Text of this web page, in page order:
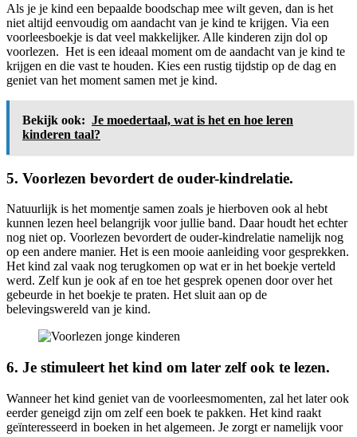
Als je je kind een bepaalde boodschap mee wilt geven, dan is het
niet altijd eenvoudig om aandacht van je kind te krijgen. Via een
voorleesboekje is dat veel makkelijker. Alle kinderen zijn dol op
voorlezen. Het is een ideaal moment om de aandacht van je kind te
krijgen en die vast te houden. Kies een rustig tijdstip op de dag en
geniet van het moment samen met je kind.
Bekijk ook: Je moedertaal, wat is het en hoe leren
kinderen taal?
5. Voorlezen bevordert de ouder-kindrelatie.
Natuurlijk is het momentje samen zoals je hierboven ook al hebt
kunnen lezen heel belangrijk voor jullie band. Daar houdt het echter
nog niet op. Voorlezen bevordert de ouder-kindrelatie namelijk nog
op een andere manier. Het is een mooie aanleiding voor gesprekken.
Het kind zal vaak nog terugkomen op wat er in het boekje verteld
werd. Zelf kun je ook af en toe het gesprek openen door over het
gebeurde in het boekje te praten. Het sluit aan op de
belevingswereld van je kind.
6. Je stimuleert het kind om later zelf ook te lezen.
Wanneer het kind geniet van de voorleesmomenten, zal het later ook
eerder geneigd zijn om zelf een boek te pakken. Het kind raakt
geïnteresseerd in boeken in het algemeen. Je zorgt er namelijk voor